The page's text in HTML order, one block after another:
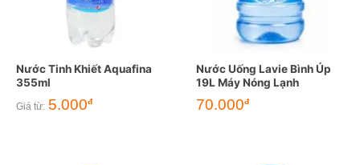
Nước Tinh Khiết Aquafina
355ml
Giá từ: 5.000đ
Nước Uống Lavie Bình Úp
19L Máy Nóng Lạnh
70.000đ